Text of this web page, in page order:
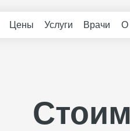
О
Врачи
Цены Услуги